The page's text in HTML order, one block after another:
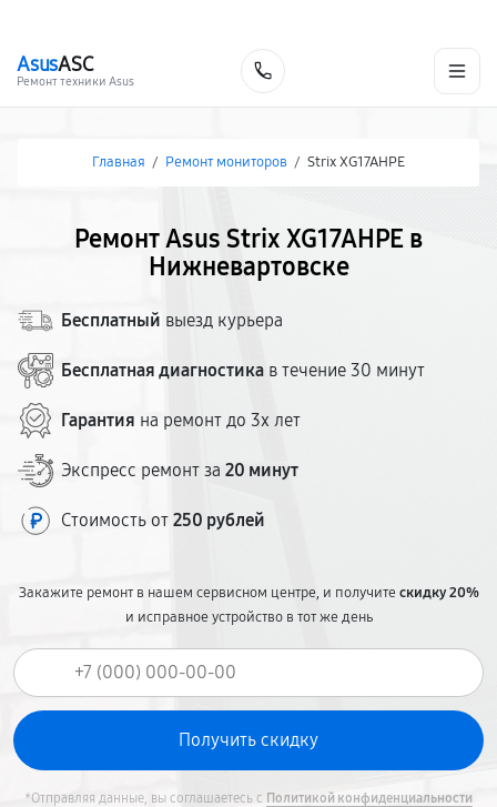
AsusASC
Ремонт техники Asus
Главная / Ремонт мониторов / Strix XG17AHPE
Ремонт Asus Strix XG17AHPE в
Нижневартовске
Бесплатный выезд курьера
Бесплатная диагностика в течение 30 минут
Гарантия на ремонт до 3х лет
Экспресс ремонт за 20 минут
Стоимость от 250 рублей
Закажите ремонт в нашем сервисном центре, и получитескидку 20%
и исправное устройство в тот же день
*Отправляя данные, вы соглашаетесь с Политикой конфиденциальности